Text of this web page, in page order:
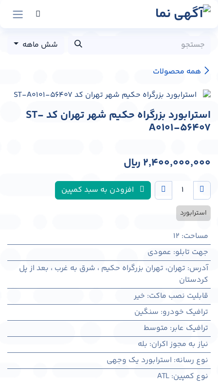
پرش به محتوا
همه محصولات
شش ماهه
استرابورد بزرگراه حکیم شهر تهران کد ST-
A0101-56407
2,400,000,000 ﷼
افزودن به سبد کمپین
استرابورد
مساحت:
12
جهت تابلو: عمودی
آدرس: تهران، تهران بزرگراه حکیم ، شرق به غرب ، بعد از پل
کردستان
قابلیت نصب ماکت: خیر
ترافیک خودرو: سنگین
ترافیک عابر: متوسط
نیاز به مجوز اکران: بله
نوع رسانه: استرابورد یک وجهی
نوع کمپین:
ATL